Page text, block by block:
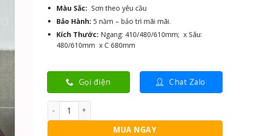
Màu Sắc: Sơn theo yêu cầu
Bảo Hành: 5 năm – bảo trì mãi mãi.
Kích Thước: Ngang: 410/480/610mm; x Sâu:
480/610mm x C 680mm
Gọi điện Chat Zalo
Bàn thờ Thần Tài gỗ Gõ đỏ BTT-02 số lượng
MUA NGAY